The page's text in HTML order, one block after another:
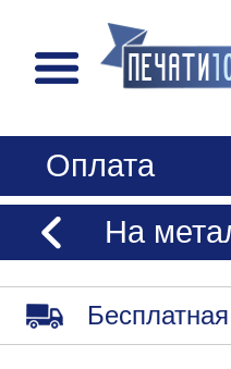
Оплата
На